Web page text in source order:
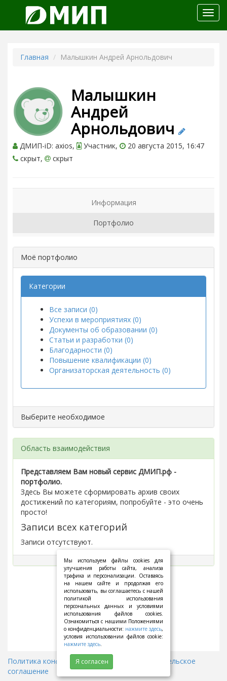
меню
Главная Малышкин Андрей Арнольдович
Малышкин
Андрей
Арнольдович
ДМИП-iD: axios, Участник,
20 августа 2015, 16:47
скрыт,
скрыт
Информация
Портфолио
Моё портфолио
Категории
Все записи (0)
Успехи в мероприятиях (0)
Документы об образовании (0)
Статьи и разработки (0)
Благодарности (0)
Повышение квалификации (0)
Организаторская деятельность (0)
Выберите необходимое
Область взаимодействия
Представляем Вам новый сервис ДМИП.рф -
портфолио.
Здесь Вы можете сформировать архив своих
достижений по категориям, попробуйте - это очень
просто!
Записи всех категорий
Записи отсутствуют.
Политика конфиденциальности
Пользовательское
соглашение
Мы используем файлы cookies для
улучшения работы сайта, анализа
трафика и персонализации. Оставаясь
на нашем сайте и продолжая его
использовать, вы соглашаетесь с нашей
политикой использования
персональных данных и условиями
использования файлов cookies.
Ознакомиться с нашими Положениями
о конфиденциальности: нажмите здесь,
условия использовании файлов cookie:
нажмите здесь.
Я согласен